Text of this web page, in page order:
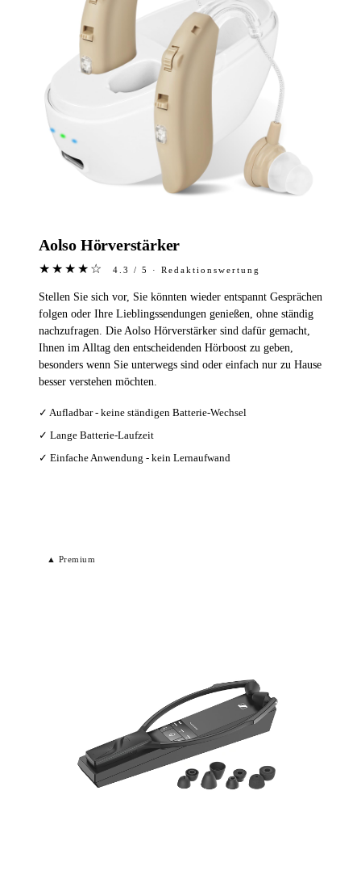
Aolso Hörverstärker
★★★★☆ 4.3 / 5 · Redaktionswertung
Stellen Sie sich vor, Sie könnten wieder entspannt Gesprächen
folgen oder Ihre Lieblingssendungen genießen, ohne ständig
nachzufragen. Die Aolso Hörverstärker sind dafür gemacht,
Ihnen im Alltag den entscheidenden Hörboost zu geben,
besonders wenn Sie unterwegs sind oder einfach nur zu Hause
besser verstehen möchten.
✓ Aufladbar - keine ständigen Batterie-Wechsel
✓ Lange Batterie-Laufzeit
✓ Einfache Anwendung - kein Lernaufwand
▲ Premium